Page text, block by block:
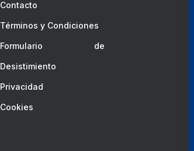
Contacto
Términos y Condiciones
Formulario de
Desistimiento
Privacidad
Cookies